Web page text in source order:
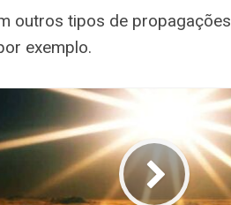
outros tipos de propagações
exemplo.